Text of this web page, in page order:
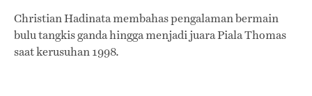
Christian Hadinata membahas pengalaman bermain
bulu tangkis ganda hingga menjadi juara Piala Thomas
saat kerusuhan 1998.